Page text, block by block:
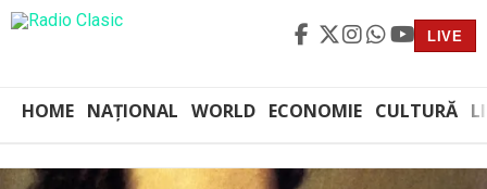
LIVE
HOME NAȚIONAL WORLD ECONOMIE CULTURĂ